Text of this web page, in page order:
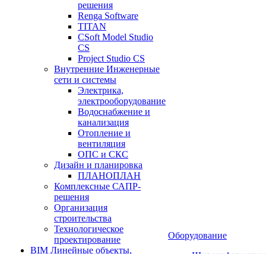
решения
Renga Software
TITAN
CSoft Model Studio
CS
Project Studio CS
Внутренние Инженерные
сети и системы
Электрика,
электрооборудование
Водоснабжение и
канализация
Отопление и
вентиляция
ОПС и СКС
Дизайн и планировка
ПЛАНОПЛАН
Комплексные САПР-
решения
Организация
строительства
Технологическое
проектирование
BIM Линейные объекты,
Оборудование